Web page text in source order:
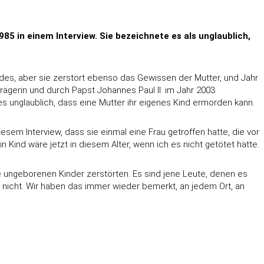
in einem Interview. Sie bezeichnete es als unglaublich,
aber sie zerstört ebenso das Gewissen der Mutter, und Jahr
und durch Papst Johannes Paul II. im Jahr 2003
dass eine Mutter ihr eigenes Kind ermorden kann.
Interview, dass sie einmal eine Frau getroffen hatte, die vor
Kind wäre jetzt in diesem Alter, wenn ich es nicht getötet hätte.
Kinder zerstörten. Es sind jene Leute, denen es
Wir haben das immer wieder bemerkt, an jedem Ort, an